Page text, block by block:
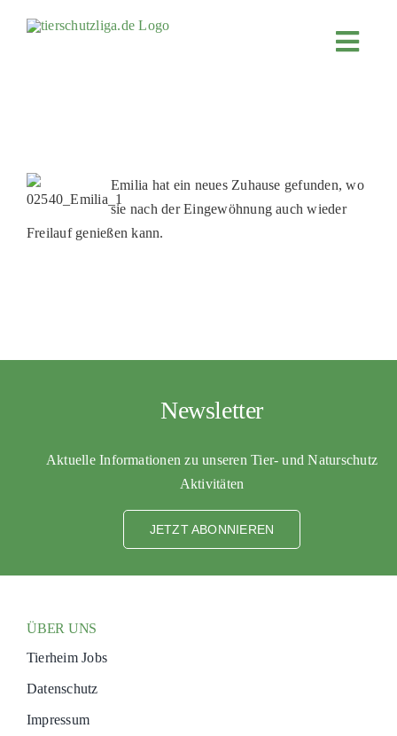
MITMACHEN
FÖRDERN & VERERBEN
Emilia hat ein neues Zuhause gefunden, wo
sie nach der Eingewöhnung auch wieder
Freilauf genießen kann.
Newsletter
Aktuelle Informationen zu unseren Tier- und Naturschutz
Aktivitäten
JETZT ABONNIEREN
ÜBER UNS
Tierheim Jobs
Datenschutz
Impressum